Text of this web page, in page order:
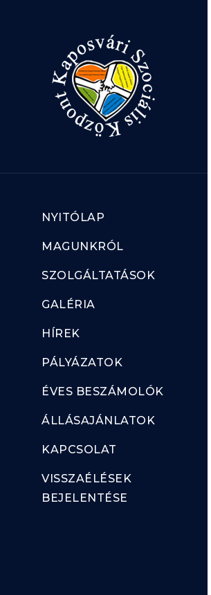
NYITÓLAP
MAGUNKRÓL
SZOLGÁLTATÁSOK
GALÉRIA
HÍREK
PÁLYÁZATOK
ÉVES BESZÁMOLÓK
ÁLLÁSAJÁNLATOK
KAPCSOLAT
VISSZAÉLÉSEK
BEJELENTÉSE